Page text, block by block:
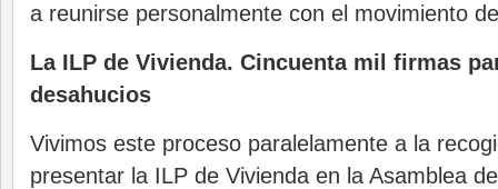
a reunirse personalmente con el movimiento
La ILP de Vivienda. Cincuenta mil firmas
desahucios
Vivimos este proceso paralelamente a la
presentar la ILP de Vivienda en la Asamblea